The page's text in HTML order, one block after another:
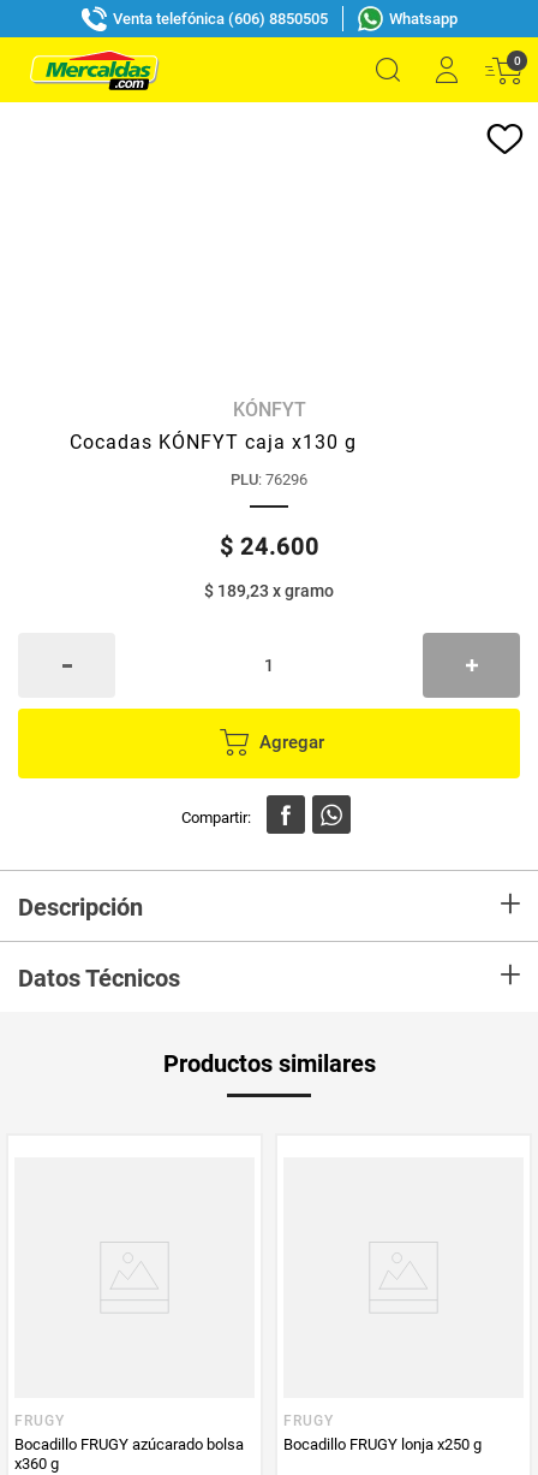
Venta telefónica (606) 8850505 Whatsapp
0
KÓNFYT
Cocadas KÓNFYT caja x130 g
PLU: 76296
$ 24.600
$ 189,23 xgramo
Agregar
Descripción +
elaboradas con yema de huevo y edulcorantes.
Datos Técnicos +
Productos similares
FRUGY
Bocadillo FRUGY azúcarado bolsa
x360 g
FRUGY
Bocadillo FRUGY lonja x250 g